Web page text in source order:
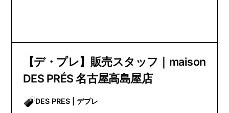
【デ・プレ】販売スタッフ｜maison
DES PRÉS 名古屋高島屋店
DES PRES | デプレ